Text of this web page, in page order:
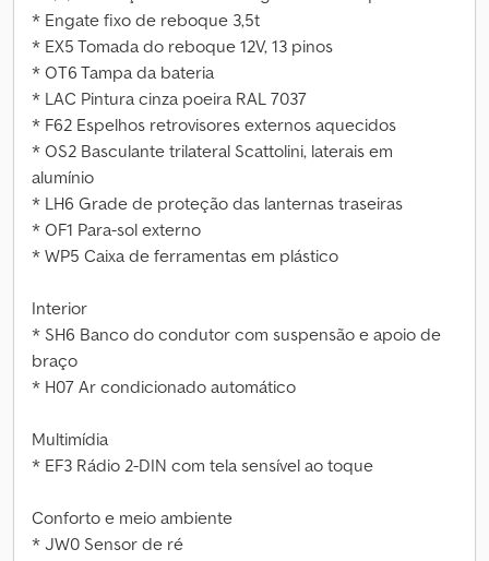
* Engate fixo de reboque 3,5t
* EX5 Tomada do reboque 12V, 13 pinos
* OT6 Tampa da bateria
* LAC Pintura cinza poeira RAL 7037
* F62 Espelhos retrovisores externos aquecidos
* OS2 Basculante trilateral Scattolini, laterais em
alumínio
* LH6 Grade de proteção das lanternas traseiras
* OF1 Para-sol externo
* WP5 Caixa de ferramentas em plástico
Interior
* SH6 Banco do condutor com suspensão e apoio de
braço
* H07 Ar condicionado automático
Multimídia
* EF3 Rádio 2-DIN com tela sensível ao toque
Conforto e meio ambiente
* JW0 Sensor de ré